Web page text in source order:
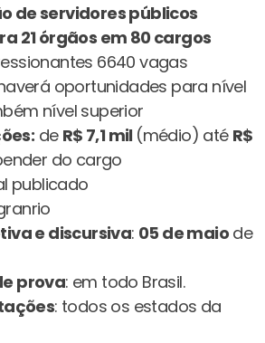
de servidores públicos
21 órgãos em 80 cargos
6640 vagas
oportunidades para nível
nível superior
de R$ 7,1 mil (médio) até R$
do cargo
publicado
e discursiva: 05 de maio de
prova: em todo Brasil.
: todos os estados da